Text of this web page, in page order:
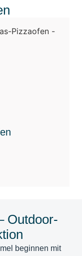
Outdoor-
beginnen mit